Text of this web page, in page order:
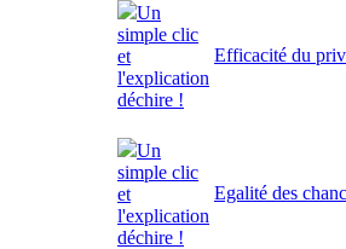
Un
simple clic
et
l'explication
déchire !
Efficacité du
Un
simple clic
et
l'explication
déchire !
Egalité des